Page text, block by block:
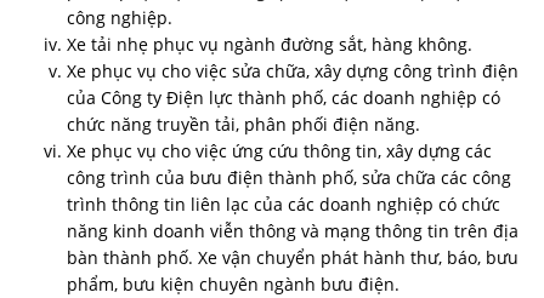
công nghiệp.
Xe tải nhẹ phục vụ ngành đường sắt, hàng không.
Xe phục vụ cho việc sửa chữa, xây dựng công trình điện
của Công ty Điện lực thành phố, các doanh nghiệp có
chức năng truyền tải, phân phối điện năng.
Xe phục vụ cho việc ứng cứu thông tin, xây dựng các
công trình của bưu điện thành phố, sửa chữa các công
trình thông tin liên lạc của các doanh nghiệp có chức
năng kinh doanh viễn thông và mạng thông tin trên địa
bàn thành phố. Xe vận chuyển phát hành thư, báo, bưu
phẩm, bưu kiện chuyên ngành bưu điện.